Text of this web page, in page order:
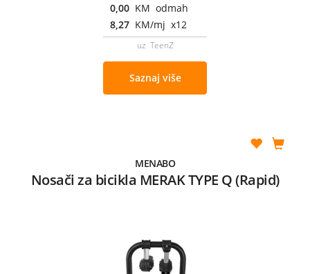
0,00 KM odmah
8,27 KM/mj x12
uz TeenZ
Saznaj više
MENABO
Nosači za bicikla MERAK TYPE Q (Rapid)